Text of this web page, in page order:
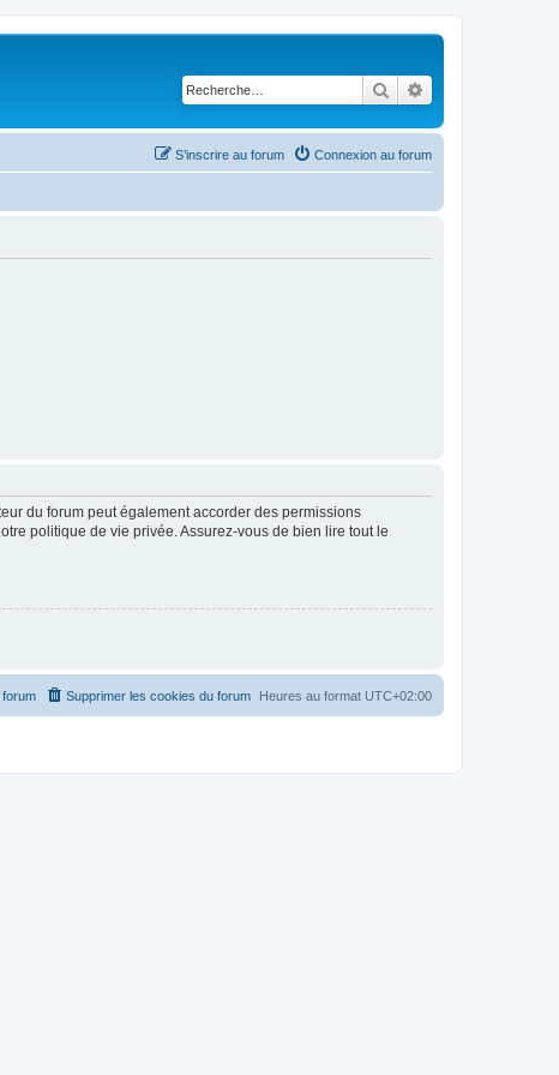
Rechercher
Connexion au forum
S’inscrire au forum
du forum peut également accorder des permissions
politique de vie privée. Assurez-vous de bien lire tout le
Heures au format UTC+02:00
Supprimer les cookies du forum
forum